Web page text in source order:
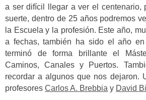
a ser difícil llegar a ver el centenario,
suerte, dentro de 25 años podremos
la Escuela y la profesión. Este año,
a fechas, también ha sido el año
terminó de forma brillante el
Caminos, Canales y Puertos.
recordar a algunos que nos dejaron.
profesores Carlos A. Brebbia y David